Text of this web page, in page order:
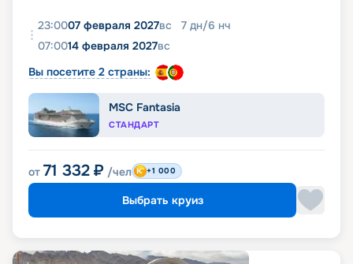
23:0007 февраля 2027вс 7 дн/6 нч
07:0014 февраля 2027вс
Вы посетите 2 страны:
MSC Fantasia
СТАНДАРТ
от 71 332 ₽ /чел +1 000
Выбрать круиз